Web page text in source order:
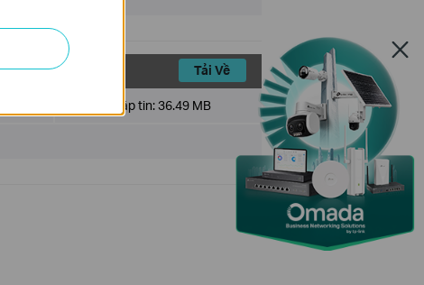
Tải Về
Kích cỡ tập tin:36.49 MB